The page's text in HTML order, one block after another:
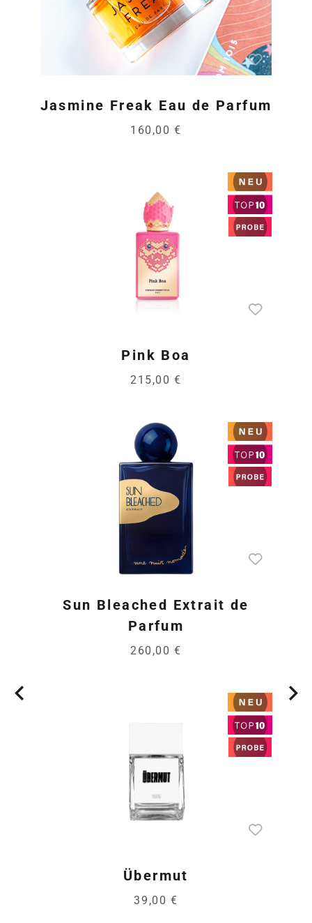
Jasmine Freak Eau de Parfum
160,00 €
Pink Boa
215,00 €
Sun Bleached Extrait de
Parfum
260,00 €
Übermut
39,00 €